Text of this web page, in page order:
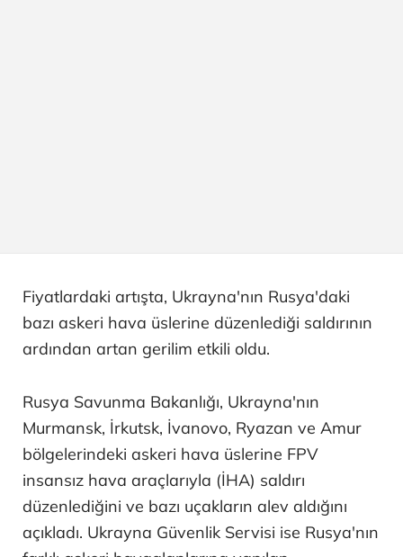
Fiyatlardaki artışta, Ukrayna'nın Rusya'daki
bazı askeri hava üslerine düzenlediği saldırının
ardından artan gerilim etkili oldu.
Rusya Savunma Bakanlığı, Ukrayna'nın
Murmansk, İrkutsk, İvanovo, Ryazan ve Amur
bölgelerindeki askeri hava üslerine FPV
insansız hava araçlarıyla (İHA) saldırı
düzenlediğini ve bazı uçakların alev aldığını
açıkladı. Ukrayna Güvenlik Servisi ise Rusya'nın